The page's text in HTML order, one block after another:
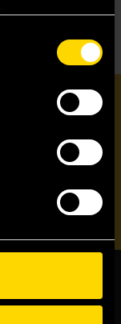
Skicka